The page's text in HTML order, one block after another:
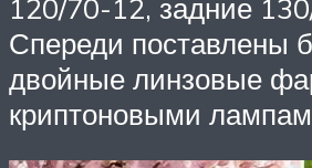
120/70-12, задние
Спереди поставлены
двойные линзовые
криптоновыми